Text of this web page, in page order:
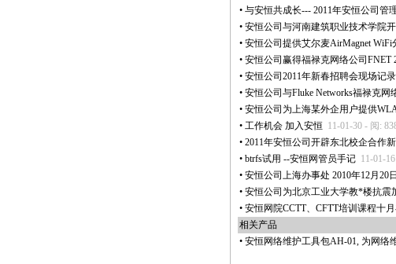
• 与安恒共成长--- 2011年安恒公司管
• 安恒公司与河南建筑职业技术学院
• 安恒公司提供艾尔麦AirMagnet
• 安恒公司赢得福禄克网络公司FNET
• 安恒公司2011年新春招聘会现场记
• 安恒公司与Fluke Networks福禄克网
• 安恒公司为上海某外企用户提供
• 工作机会 加入安恒 11-01-30 - 阅:
• 2011年安恒公司开辟东北校企合作
• btrfs试用 --安恒网管员手记 11-01-
• 安恒公司上海办事处 2010年12月20
• 安恒公司为北京工业大学教*楼抗震
• 安恒网院CCTT、CFTT培训课程十
相关产品
• 安恒网络维护工具包AH-01, 为网络